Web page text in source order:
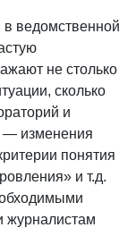
в ведомственной
не столько
сколько
и
— изменения
понятия
и т.д.
журналистам